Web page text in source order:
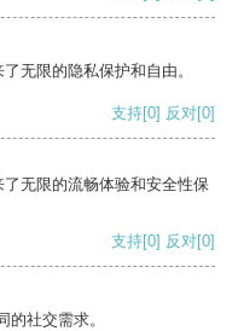
无限的隐私保护和自由。
支持[0] 反对[0]
无限的流畅体验和安全性保
支持[0] 反对[0]
社交需求。